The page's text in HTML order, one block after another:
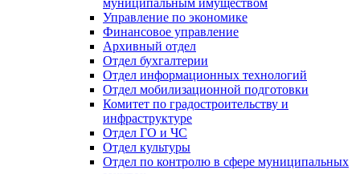
Управление по экономике
Финансовое управление
Архивный отдел
Отдел бухгалтерии
Отдел информационных технологий
Отдел мобилизационной подготовки
Комитет по градостроительству и
инфраструктуре
Отдел ГО и ЧС
Отдел культуры
Отдел по контролю в сфере муниципальных